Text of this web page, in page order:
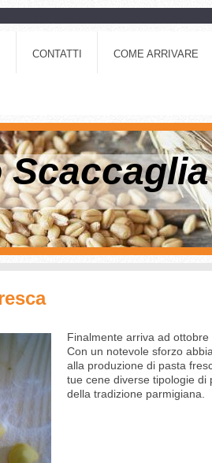
CONTATTI COME ARRIVARE
Finalmente arriva ad
Con un notevole sforzo
alla produzione di pasta
tue cene diverse tipologie di
della tradizione parmigiana.